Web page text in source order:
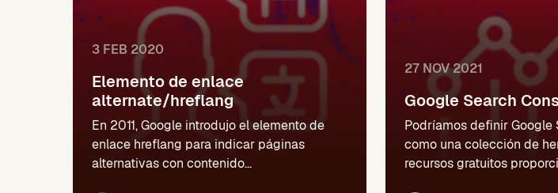
3 FEB 2020
Elemento de enlace
alternate/hreflang
En 2011, Google introdujo el elemento de
enlace hreflang para indicar páginas
alternativas con contenido...
27 NOV 2021
Google Search
Podríamos definir Google
como una colección de
recursos gratuitos